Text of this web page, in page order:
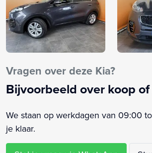
Buitenspiegels elektrisch verstelbaar
Buitenspiegels verwarmbaar
Centrale vergrendeling met
Cruise control
Dakrails
Dimlichten automatisch
Elektrische ramen voor en achter
Elektronische remkrachtverdeling
Elektronisch Stabiliteits Programma
Vragen over deze Kia?
Bijvoorbeeld over koop
We staan op werkdagen van 09:00
je klaar.